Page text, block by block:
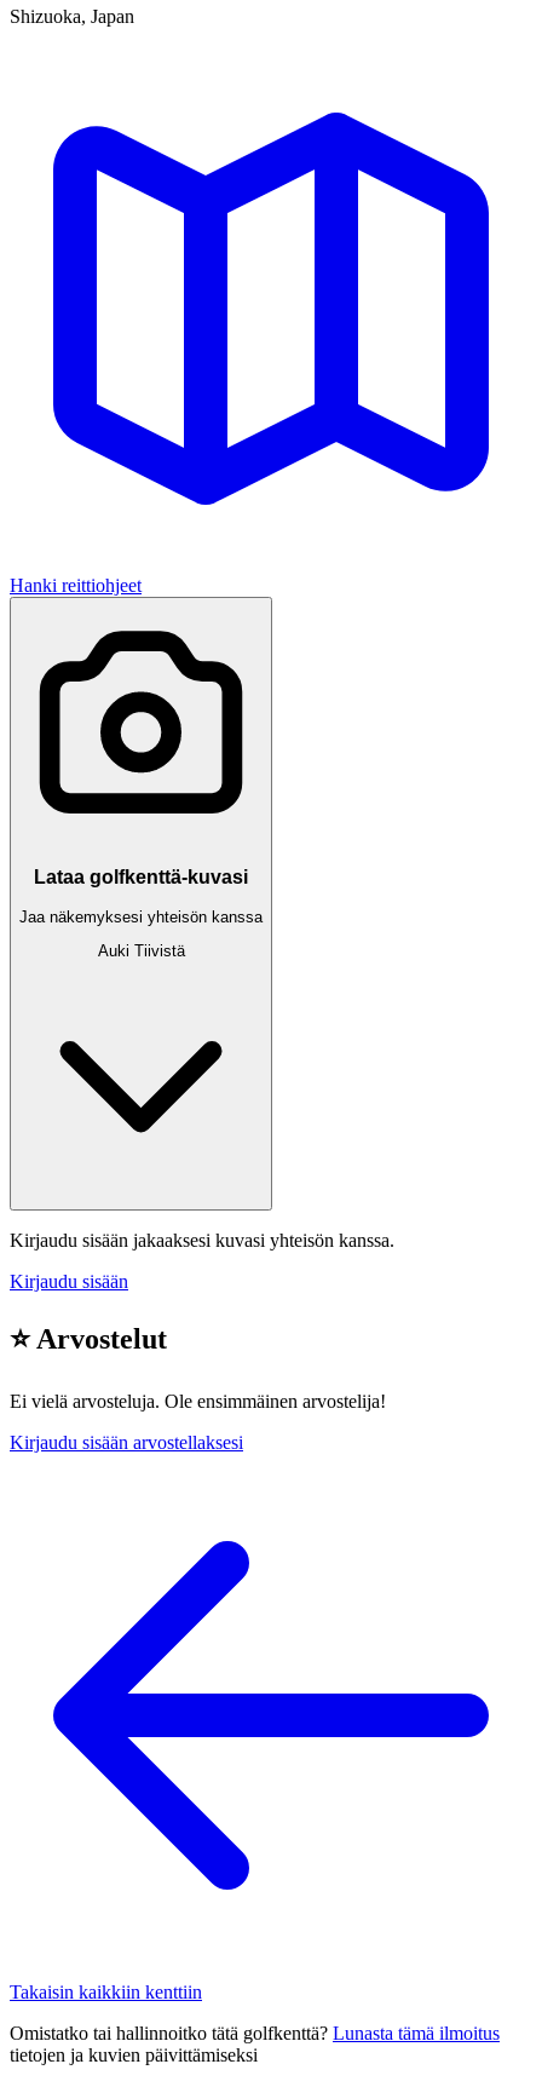
Shizuoka, Japan
Hanki reittiohjeet
Lataa golfkenttä-kuvasi
Jaa näkemyksesi yhteisön kanssa
Auki Tiivistä
Kirjaudu sisään jakaaksesi kuvasi yhteisön kanssa.
Kirjaudu sisään
⭐ Arvostelut
Ei vielä arvosteluja. Ole ensimmäinen arvostelija!
Kirjaudu sisään arvostellaksesi
Takaisin kaikkiin kenttiin
Omistatko tai hallinnoitko tätä golfkenttä? Lunasta tämä ilmoitus
tietojen ja kuvien päivittämiseksi